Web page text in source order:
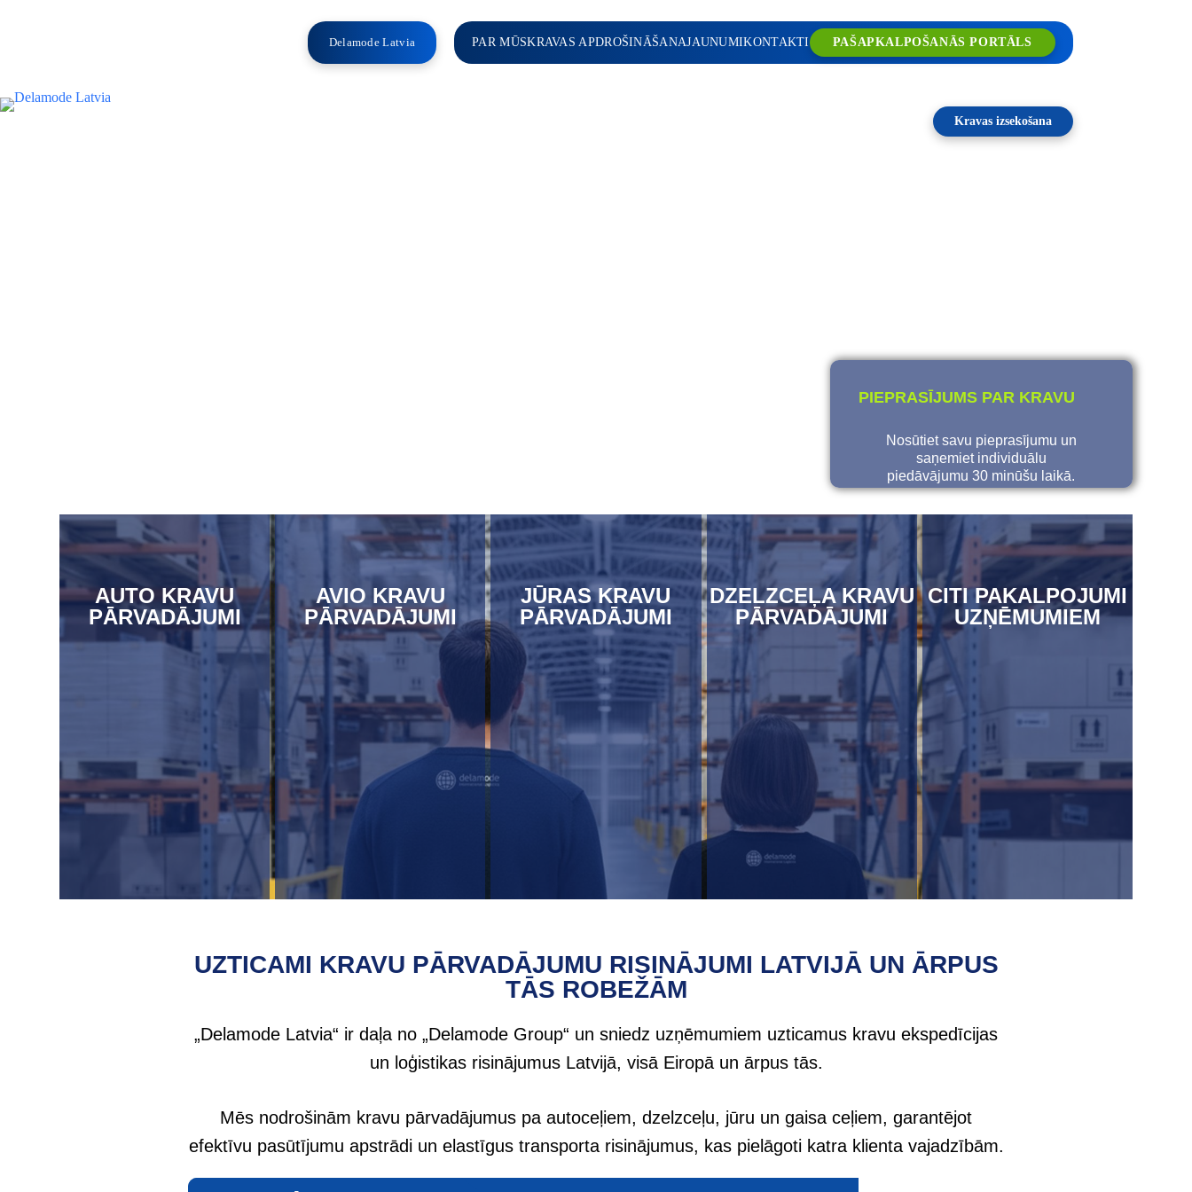
Delamode Latvia PAR MŪSKRAVAS APDROŠINĀŠANAJAUNUMIKONTAKTI PAŠAPKALPOŠANĀS PORTĀLS
Kravas izsekošana
PIEPRASĪJUMS PAR KRAVU
Nosūtiet savu pieprasījumu un
saņemiet individuālu
piedāvājumu 30 minūšu laikā.
AUTO KRAVU
PĀRVADĀJUMI
AVIO KRAVU
PĀRVADĀJUMI
VAIRĀK
JŪRAS KRAVU
PĀRVADĀJUMI
UZZINĀT
VAIRĀK
DZELZCEĻA KRAVU
PĀRVADĀJUMI
UZZINĀT
VAIRĀK
CITI PAKALPOJUMI
UZŅĒMUMIEM
UZTICAMI KRAVU PĀRVADĀJUMU RISINĀJUMI LATVIJĀ UN ĀRPUS
TĀS ROBEŽĀM
„Delamode Latvia“ ir daļa no „Delamode Group“ un sniedz uzņēmumiem uzticamus kravu ekspedīcijas
un loģistikas risinājumus Latvijā, visā Eiropā un ārpus tās.
Mēs nodrošinām kravu pārvadājumus pa autoceļiem, dzelzceļu, jūru un gaisa ceļiem, garantējot
efektīvu pasūtījumu apstrādi un elastīgus transporta risinājumus, kas pielāgoti katra klienta vajadzībām.